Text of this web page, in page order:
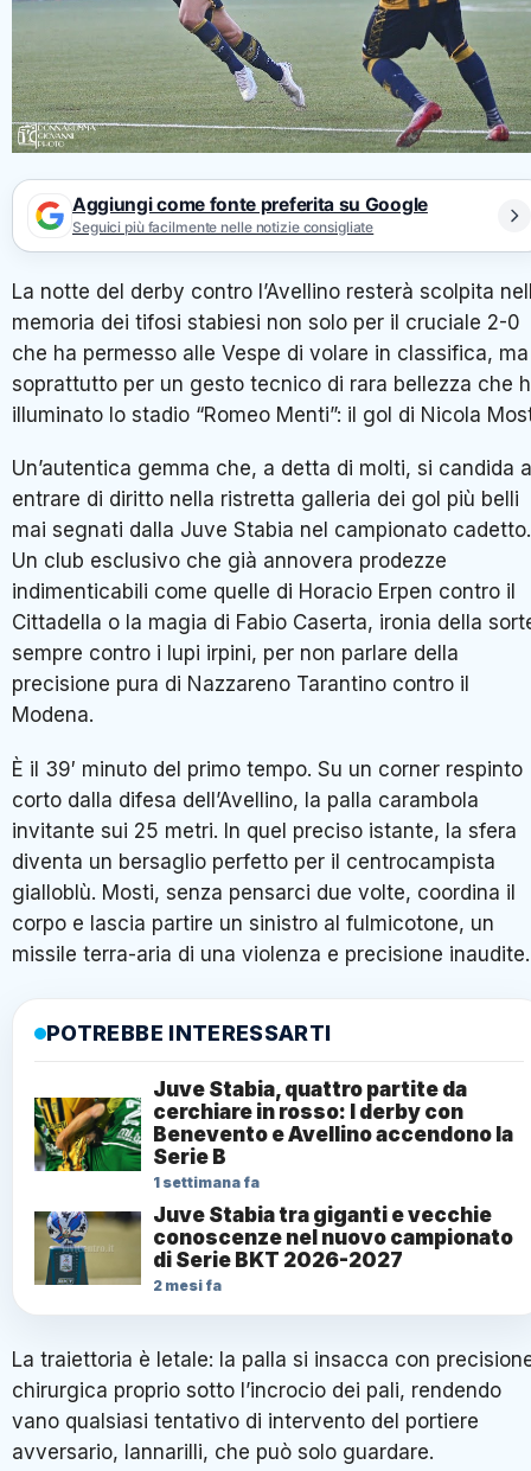
Aggiungi come fonte preferita su Google
Seguici più facilmente nelle notizie consigliate
La notte del derby contro l’Avellino resterà scolpita
memoria dei tifosi stabiesi non solo per il cruciale 2-0
che ha permesso alle Vespe di volare in classifica, ma
soprattutto per un gesto tecnico di rara bellezza che
illuminato lo stadio “Romeo Menti”: il gol di Nicola
Un’autentica gemma che, a detta di molti, si candida
entrare di diritto nella ristretta galleria dei gol più belli
mai segnati dalla Juve Stabia nel campionato cadetto.
Un club esclusivo che già annovera prodezze
indimenticabili come quelle di Horacio Erpen contro il
Cittadella o la magia di Fabio Caserta, ironia della
sempre contro i lupi irpini, per non parlare della
precisione pura di Nazzareno Tarantino contro il
Modena.
È il 39′ minuto del primo tempo. Su un corner respinto
corto dalla difesa dell’Avellino, la palla carambola
invitante sui 25 metri. In quel preciso istante, la sfera
diventa un bersaglio perfetto per il centrocampista
gialloblù. Mosti, senza pensarci due volte, coordina il
corpo e lascia partire un sinistro al fulmicotone, un
missile terra-aria di una violenza e precisione inaudite.
POTREBBE INTERESSARTI
Juve Stabia, quattro partite da
cerchiare in rosso: I derby con
Benevento e Avellino accendono la
Serie B
1 settimana fa
Juve Stabia tra giganti e vecchie
conoscenze nel nuovo campionato
di Serie BKT 2026-2027
2 mesi fa
La traiettoria è letale: la palla si insacca con
chirurgica proprio sotto l’incrocio dei pali, rendendo
vano qualsiasi tentativo di intervento del portiere
avversario, Iannarilli, che può solo guardare.